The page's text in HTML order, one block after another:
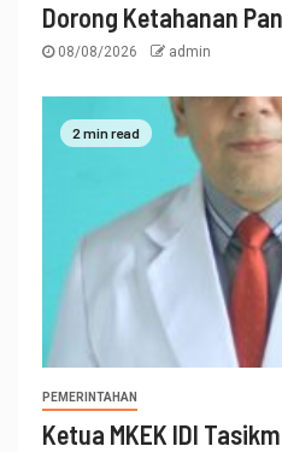
Dorong Ketahanan
08/08/2026 admin
2 min read
PEMERINTAHAN
Ketua MKEK IDI